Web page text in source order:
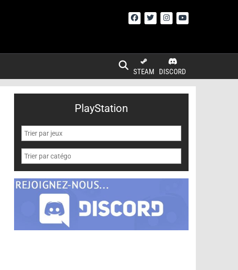
DISCORD
STEAM
PlayStation